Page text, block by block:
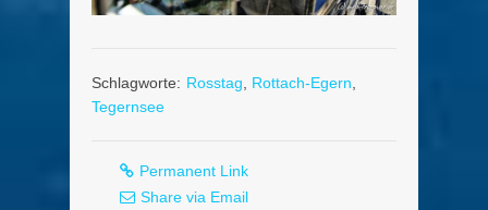
Schlagworte: Rosstag Rottach-Egern
Tegernsee
Permanent Link
Share via Email